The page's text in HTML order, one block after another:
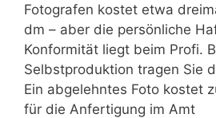
Fotografen kostet etwa
dm – aber die persönliche
Konformität liegt beim Profi.
Selbstproduktion tragen Sie
Ein abgelehntes Foto kostet
für die Anfertigung im Amt